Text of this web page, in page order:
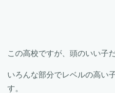
この高校ですが、頭のいい子
いろんな部分でレベルの高い
す。